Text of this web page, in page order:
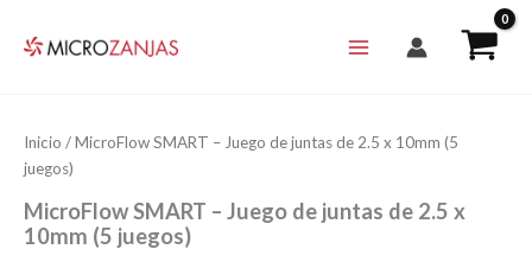
Inicio / MicroFlow SMART – Juego de juntas de 2.5 x 10mm (5
juegos)
MicroFlow SMART – Juego de juntas de 2.5 x
10mm (5 juegos)